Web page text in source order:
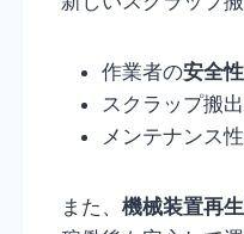
作業者の安全
スクラップ搬
メンテナンス
また、 機械装置再